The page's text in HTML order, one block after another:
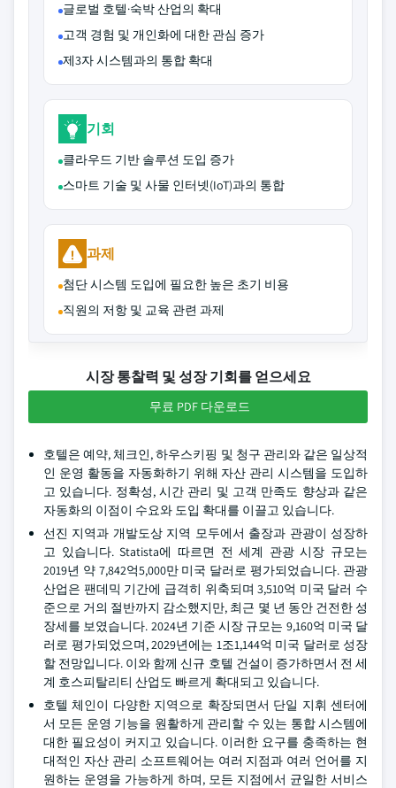
글로벌 호텔·숙박 산업의 확대
고객 경험 및 개인화에 대한 관심 증가
제3자 시스템과의 통합 확대
기회
클라우드 기반 솔루션 도입 증가
스마트 기술 및 사물 인터넷(IoT)과의 통합
과제
첨단 시스템 도입에 필요한 높은 초기 비용
직원의 저항 및 교육 관련 과제
시장 통찰력 및 성장 기회를 얻으세요
무료 PDF 다운로드
호텔은 예약, 체크인, 하우스키핑 및 청구 관리와 같은 일상적
인 운영 활동을 자동화하기 위해 자산 관리 시스템을 도입하
고 있습니다. 정확성, 시간 관리 및 고객 만족도 향상과 같은
자동화의 이점이 수요와 도입 확대를 이끌고 있습니다.
선진 지역과 개발도상 지역 모두에서 출장과 관광이 성장하
고 있습니다. Statista에 따르면 전 세계 관광 시장 규모는
2019년 약 7,842억5,000만 미국 달러로 평가되었습니다. 관광
산업은 팬데믹 기간에 급격히 위축되며 3,510억 미국 달러 수
준으로 거의 절반까지 감소했지만, 최근 몇 년 동안 건전한 성
장세를 보였습니다. 2024년 기준 시장 규모는 9,160억 미국 달
러로 평가되었으며, 2029년에는 1조1,144억 미국 달러로 성장
할 전망입니다. 이와 함께 신규 호텔 건설이 증가하면서 전 세
계 호스피탈리티 산업도 빠르게 확대되고 있습니다.
호텔 체인이 다양한 지역으로 확장되면서 단일 지휘 센터에
서 모든 운영 기능을 원활하게 관리할 수 있는 통합 시스템에
대한 필요성이 커지고 있습니다. 이러한 요구를 충족하는 현
대적인 자산 관리 소프트웨어는 여러 지점과 여러 언어를 지
원하는 운영을 가능하게 하며, 모든 지점에서 균일한 서비스